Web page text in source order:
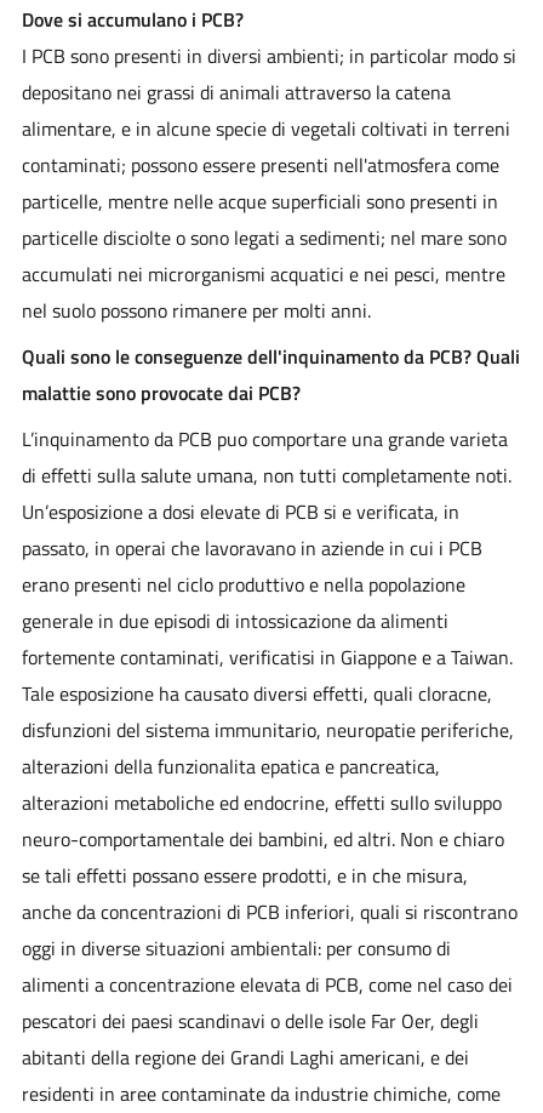
Dove si accumulano i PCB?
I PCB sono presenti in diversi ambienti; in particolar modo si
depositano nei grassi di animali attraverso la catena
alimentare, e in alcune specie di vegetali coltivati in terreni
contaminati; possono essere presenti nell'atmosfera come
particelle, mentre nelle acque superficiali sono presenti in
particelle disciolte o sono legati a sedimenti; nel mare sono
accumulati nei microrganismi acquatici e nei pesci, mentre
nel suolo possono rimanere per molti anni.
Quali sono le conseguenze dell'inquinamento da PCB? Quali
malattie sono provocate dai PCB?
L’inquinamento da PCB puo comportare una grande varieta
di effetti sulla salute umana, non tutti completamente noti.
Un’esposizione a dosi elevate di PCB si e verificata, in
passato, in operai che lavoravano in aziende in cui i PCB
erano presenti nel ciclo produttivo e nella popolazione
generale in due episodi di intossicazione da alimenti
fortemente contaminati, verificatisi in Giappone e a Taiwan.
Tale esposizione ha causato diversi effetti, quali cloracne,
disfunzioni del sistema immunitario, neuropatie periferiche,
alterazioni della funzionalita epatica e pancreatica,
alterazioni metaboliche ed endocrine, effetti sullo sviluppo
neuro-comportamentale dei bambini, ed altri. Non e chiaro
se tali effetti possano essere prodotti, e in che misura,
anche da concentrazioni di PCB inferiori, quali si riscontrano
oggi in diverse situazioni ambientali: per consumo di
alimenti a concentrazione elevata di PCB, come nel caso dei
pescatori dei paesi scandinavi o delle isole Far Oer, degli
abitanti della regione dei Grandi Laghi americani, e dei
residenti in aree contaminate da industrie chimiche, come